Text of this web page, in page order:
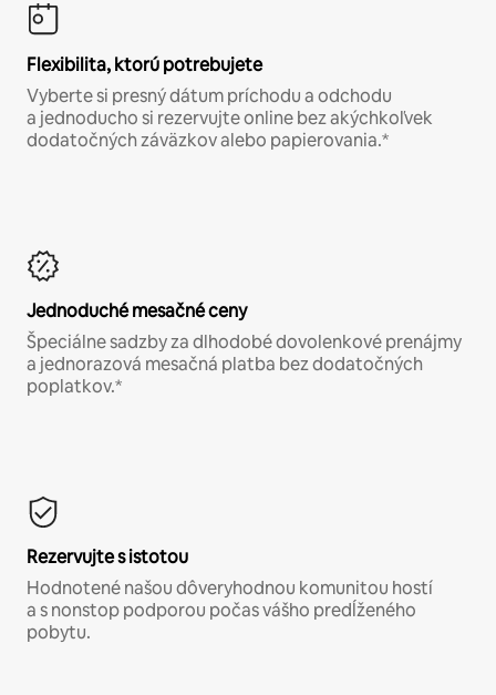
Flexibilita, ktorú potrebujete
Vyberte si presný dátum príchodu a odchodu
a jednoducho si rezervujte online bez akýchkoľvek
dodatočných záväzkov alebo papierovania.*
Jednoduché mesačné ceny
Špeciálne sadzby za dlhodobé dovolenkové prenájmy
a jednorazová mesačná platba bez dodatočných
poplatkov.*
Rezervujte s istotou
Hodnotené našou dôveryhodnou komunitou hostí
a s nonstop podporou počas vášho predĺženého
pobytu.